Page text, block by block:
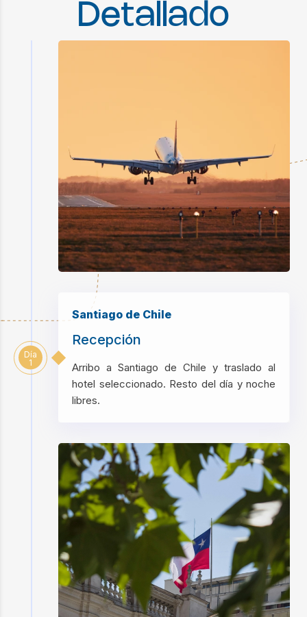
Detallado
Día
1
Santiago de Chile
Recepción
Arribo a Santiago de Chile y traslado al
hotel seleccionado. Resto del día y noche
libres.